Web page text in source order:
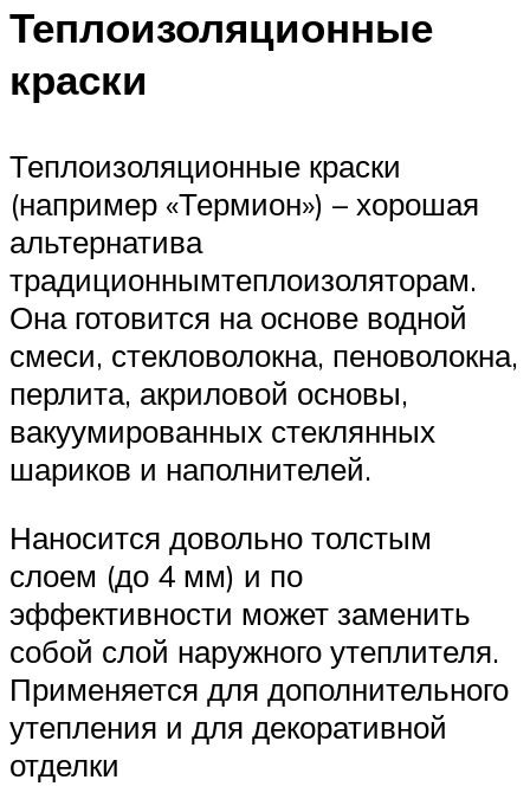
Теплоизоляционные
краски
Теплоизоляционные краски
(например «Термион») – хорошая
альтернатива
традиционнымтеплоизоляторам.
Она готовится на основе водной
смеси, стекловолокна, пеноволокна,
перлита, акриловой основы,
вакуумированных стеклянных
шариков и наполнителей.
Наносится довольно толстым
слоем (до 4 мм) и по
эффективности может заменить
собой слой наружного утеплителя.
Применяется для дополнительного
утепления и для декоративной
отделки